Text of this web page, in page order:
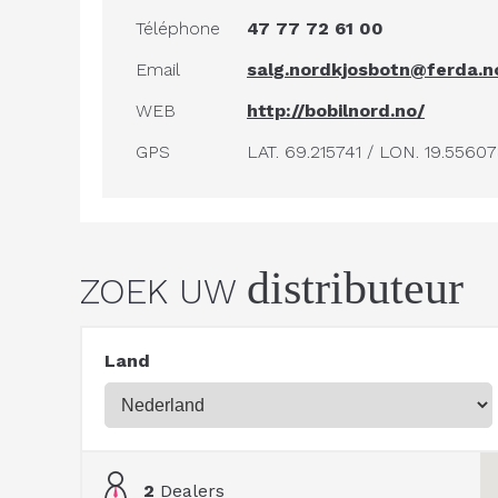
Téléphone
47 77 72 61 00
Email
WEB
http://bobilnord.no/
GPS
LAT. 69.215741 / LON.
ZOEK UW distributeur
Land
2 Dealers